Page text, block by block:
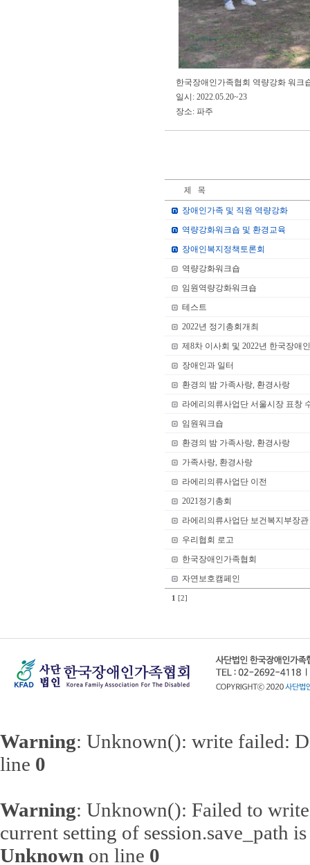
한국장애인가족협회 역량강화 워크
일시: 2022.05.20~23
장소: 파주
장애인가족 및 직원 역량강화
역량강화워크숍 및 환경교육
장애인복지정책토론회
역량강화워크숍
임원역량강화워크숍
테스트
2022년 정기총회개최
제8차 이사회 및 2022년 한국장애
장애인과 일터
환경의 밤 가족사랑, 환경사랑
라에리의류사업단 서울시장 표창
임원워크숍
환경의 밤 가족사랑, 환경사랑
가족사랑, 환경사랑
라에리의류사업단 이전
2021정기총회
라에리의류사업단 보건복지부장
우리협회 로고
한국장애인가족협회
자연보호캠페인
1 [2]
Warning: Unknown(): write failed:
line 0
Warning: Unknown(): Failed to
current setting of session.save_path
Unknown on line 0